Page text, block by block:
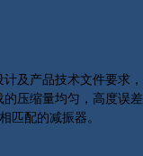
及产品技术文件要求，
压缩量均匀，高度误差
匹配的减振器。